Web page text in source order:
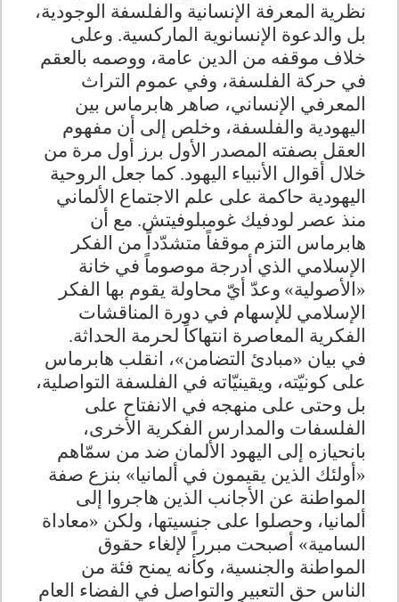
نظرية المعرفة الإنسانية والفلسفة الوجودية،
بل والدعوة الإنسانوية الماركسية. وعلى
خلاف موقفه من الدين عامة، ووصمه بالعقم
في حركة الفلسفة، وفي عموم التراث
المعرفي الإنساني، صاهر هابرماس بين
اليهودية والفلسفة، وخلص إلى أن مفهوم
العقل بصفته المصدر الأول برز أول مرة من
خلال أقوال الأنبياء اليهود. كما جعل الروحية
اليهودية حاكمة على علم الاجتماع الألماني
منذ عصر لودفيك غومبلوفيتش. مع أن
هابرماس التزم موقفاً متشدّداً من الفكر
الإسلامي الذي أدرجة موصوماً في خانة
«الأصولية» وعدّ أيّ محاولة يقوم بها الفكر
الإسلامي للإسهام في دورة المناقشات
الفكرية المعاصرة انتهاكاً لحرمة الحداثة.
في بيان «مبادئ التضامن»، انقلب هابرماس
على كونيّته، ويقينيّاته في الفلسفة التواصلية،
بل وحتى على منهجه في الانفتاح على
الفلسفات والمدارس الفكرية الأخرى،
بانحيازه إلى اليهود الألمان ضد من سمّاهم
«أولئك الذين يقيمون في ألمانيا» بنزع صفة
المواطنة عن الأجانب الذين هاجروا إلى
ألمانيا، وحصلوا على جنسيتها، ولكن «معاداة
السامية» أصبحت مبرراً لإلغاء حقوق
المواطنة والجنسية، وكأنه يمنح فئة من
الناس حق التعبير والتواصل في الفضاء العام